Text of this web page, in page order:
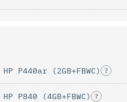
HP P440ar (2GB+FBWC) ?
HP P840 (4GB+FBWC) ?